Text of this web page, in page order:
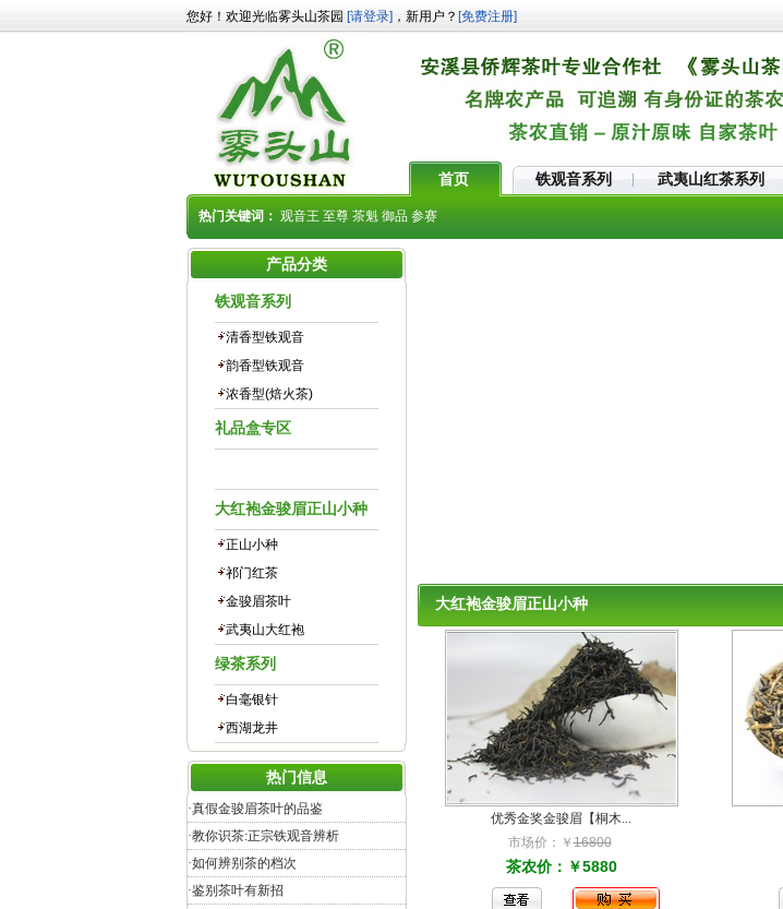
您好！欢迎光临雾头山茶园 [请登录] ，新用户？ [免费注册]
首页 铁观音系列 武夷山红茶系列
热门关键词： 观音王 至尊 茶魁 御品 参赛
产品分类
铁观音系列
清香型铁观音
韵香型铁观音
浓香型(焙火茶)
礼品盒专区
大红袍金骏眉正山小种
正山小种
祁门红茶
金骏眉茶叶
武夷山大红袍
绿茶系列
白毫银针
西湖龙井
热门信息
·真假金骏眉茶叶的品鉴
·教你识茶:正宗铁观音辨析
·如何辨别茶的档次
·鉴别茶叶有新招
大红袍金骏眉正山小种
优秀金奖金骏眉【桐木...
市场价：￥16800
茶农价：￥5880